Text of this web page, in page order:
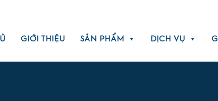
GIỚI THIỆU SẢN PHẨM DỊCH VỤ